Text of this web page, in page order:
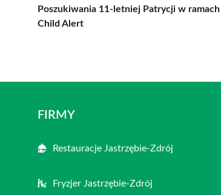
Poszukiwania 11-letniej Patrycji w
Child Alert
FIRMY
Restauracje Jastrzębie-Zdrój
Fryzjer Jastrzębie-Zdrój